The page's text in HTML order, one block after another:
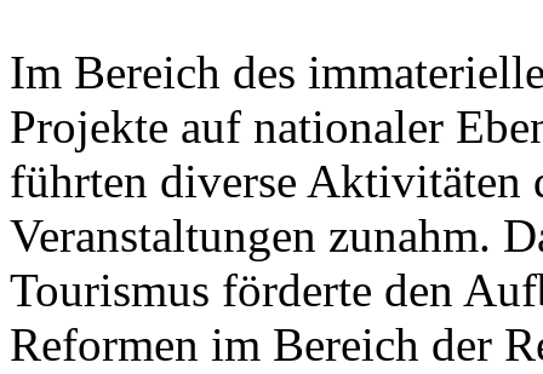
Im Bereich des
Projekte auf nationaler
führten diverse Aktivitäten
Veranstaltungen zunahm.
Tourismus förderte den
Reformen im Bereich der